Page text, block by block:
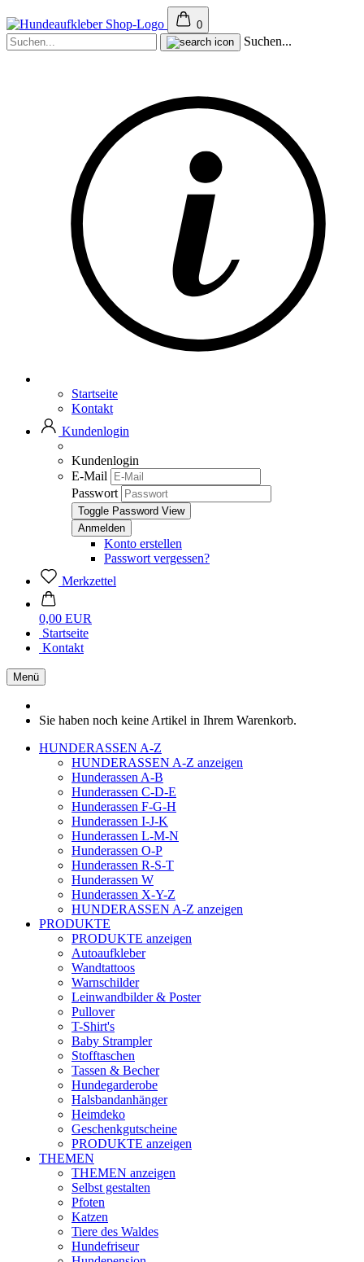
0
Suchen...
Startseite
Kontakt
Kundenlogin
Kundenlogin
E-Mail
Passwort
Toggle Password View
Konto erstellen
Passwort vergessen?
Merkzettel
0,00 EUR
Startseite
Kontakt
Menü
Sie haben noch keine Artikel in Ihrem Warenkorb.
HUNDERASSEN A-Z
HUNDERASSEN A-Z anzeigen
Hunderassen A-B
Hunderassen C-D-E
Hunderassen F-G-H
Hunderassen I-J-K
Hunderassen L-M-N
Hunderassen O-P
Hunderassen R-S-T
Hunderassen W
Hunderassen X-Y-Z
HUNDERASSEN A-Z anzeigen
PRODUKTE
PRODUKTE anzeigen
Autoaufkleber
Wandtattoos
Warnschilder
Leinwandbilder & Poster
Pullover
T-Shirt's
Baby Strampler
Stofftaschen
Tassen & Becher
Hundegarderobe
Halsbandanhänger
Heimdeko
Geschenkgutscheine
PRODUKTE anzeigen
THEMEN
THEMEN anzeigen
Selbst gestalten
Pfoten
Katzen
Tiere des Waldes
Hundefriseur